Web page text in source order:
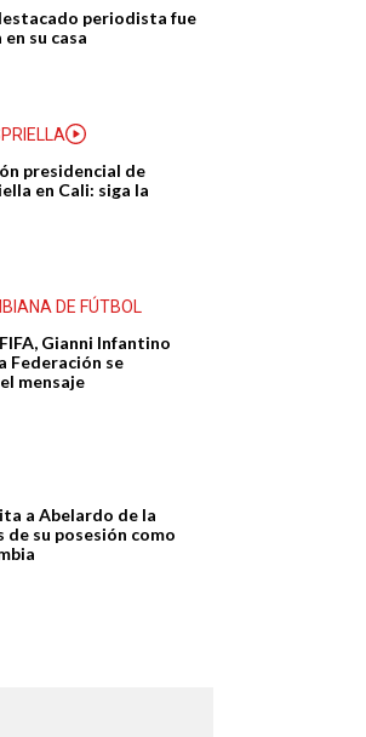
periodista fue
su casa
presidencial de
en Cali: siga la
DE FÚTBOL
Gianni Infantino
Federación se
mensaje
a Abelardo de la
de su posesión como